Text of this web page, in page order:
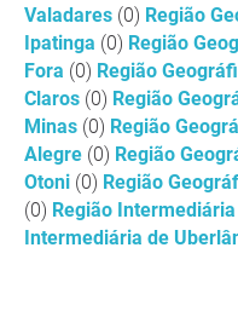
Valadares (0) Região
Ipatinga (0) Região
Fora (0) Região
Claros (0) Região
Minas (0) Região
Alegre (0) Região
Otoni (0) Região
(0) Região
Intermediária de